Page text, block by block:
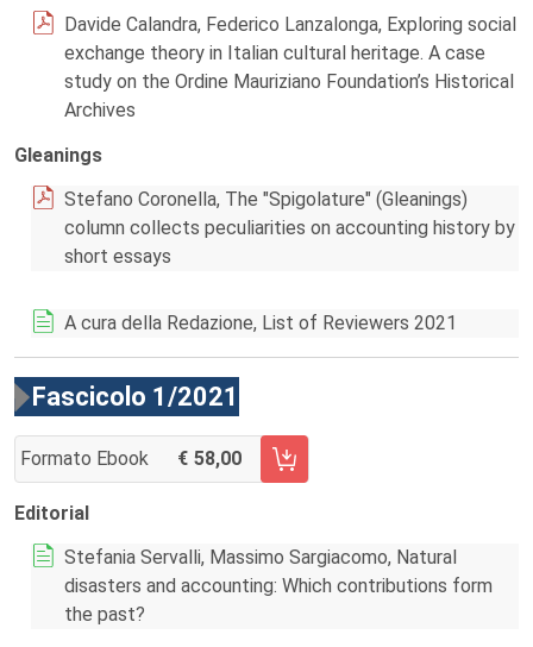
Davide Calandra, Federico Lanzalonga, Exploring social
exchange theory in Italian cultural heritage. A case
study on the Ordine Mauriziano Foundation’s Historical
Archives
Gleanings
Stefano Coronella, The "Spigolature" (Gleanings)
column collects peculiarities on accounting history by
short essays
A cura della Redazione, List of Reviewers 2021
Fascicolo 1/2021
Formato Ebook 58,00
AGGIUNGI AL CARRELLO FASCICOLO 1/2021
Editorial
Stefania Servalli, Massimo Sargiacomo, Natural
disasters and accounting: Which contributions form
the past?